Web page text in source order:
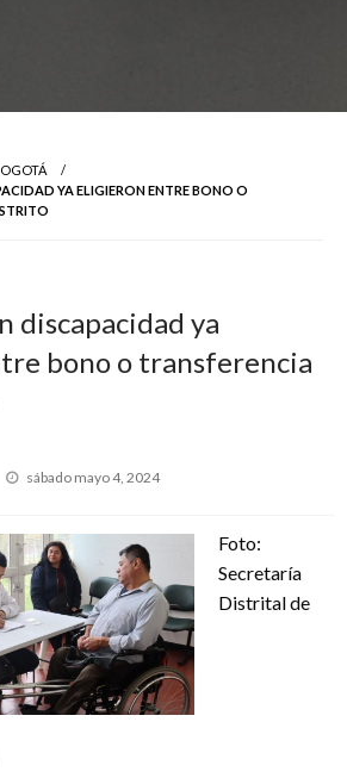
YA ELIGIERON ENTRE BONO O
discapacidad ya
bono o transferencia
Publicado
sábado mayo 4, 2024
Foto:
Secretaría
Distrital de